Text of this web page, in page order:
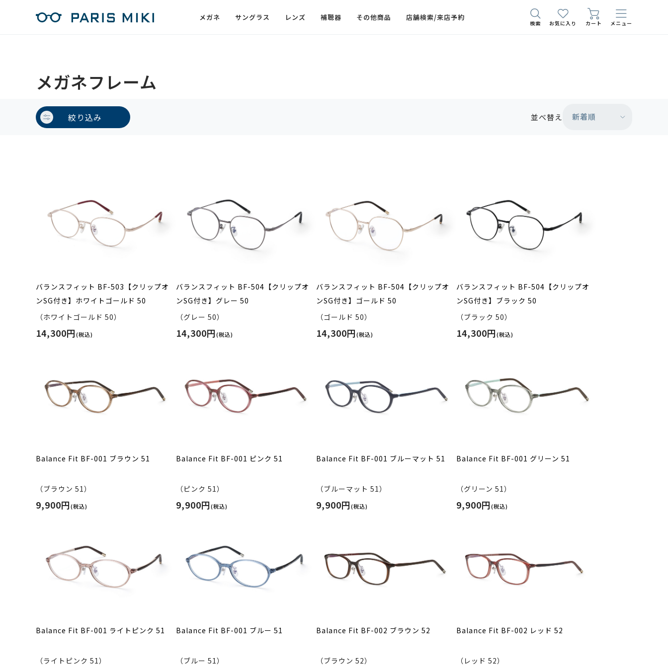
メガネ サングラス レンズ 補聴器 その他商品 店舗検索/来店予約
検索 お気に入り カート メニュー
メガネフレーム
絞り込み 並べ替え 新着順
バランスフィット BF-503【クリップオ
ンSG付き】ホワイトゴールド 50
（ホワイトゴールド 50）
14,300円(税込)
バランスフィット BF-504【クリップオ
ンSG付き】グレー 50
（グレー 50）
14,300円(税込)
バランスフィット BF-504【クリップオ
ンSG付き】ゴールド 50
（ゴールド 50）
14,300円(税込)
バランスフィット BF-504【クリップオ
ンSG付き】ブラック 50
（ブラック 50）
14,300円(税込)
Balance Fit BF-001 ブラウン 51
（ブラウン 51）
9,900円(税込)
Balance Fit BF-001 ピンク 51
（ピンク 51）
9,900円(税込)
Balance Fit BF-001 ブルーマット 51
（ブルーマット 51）
9,900円(税込)
Balance Fit BF-001 グリーン 51
（グリーン 51）
9,900円(税込)
Balance Fit BF-001 ライトピンク 51
（ライトピンク 51）
Balance Fit BF-001 ブルー 51
（ブルー 51）
Balance Fit BF-002 ブラウン 52
（ブラウン 52）
Balance Fit BF-002 レッド 52
（レッド 52）